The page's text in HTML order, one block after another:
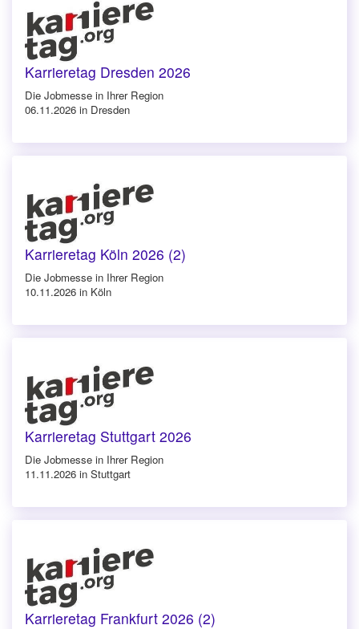
Karrieretag Dresden 2026
Die Jobmesse in Ihrer Region
06.11.2026 in Dresden
Karrieretag Köln 2026 (2)
Die Jobmesse in Ihrer Region
10.11.2026 in Köln
Karrieretag Stuttgart 2026
Die Jobmesse in Ihrer Region
11.11.2026 in Stuttgart
Karrieretag Frankfurt 2026 (2)